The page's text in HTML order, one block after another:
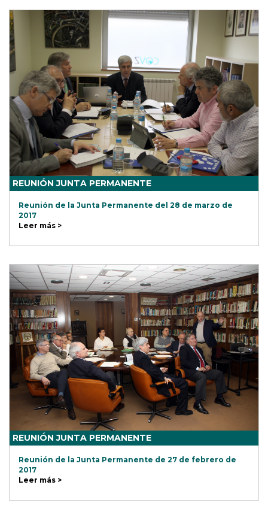
REUNIÓN JUNTA PERMANENTE
Reunión de la Junta Permanente del 28 de marzo de
2017
Leer más >
REUNIÓN JUNTA PERMANENTE
Reunión de la Junta Permanente de 27 de febrero de
2017
Leer más >